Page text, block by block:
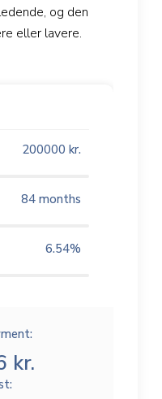
og den
eller lavere.
200000 kr.
84 months
6.54%
kr.